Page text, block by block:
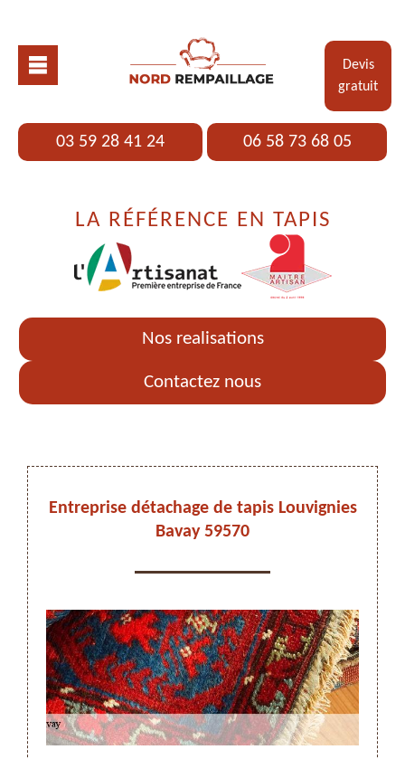
Devis
gratuit
03 59 28 41 24 06 58 73 68 05
LA RÉFÉRENCE EN TAPIS
Nos realisations
Contactez nous
Entreprise détachage de tapis Louvignies
Bavay 59570